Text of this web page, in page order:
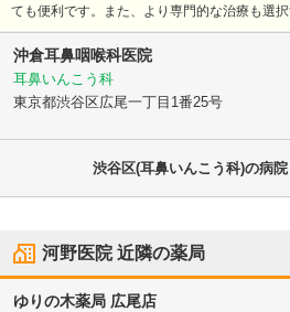
ても便利です。また、より専門的な治療も選択
沖倉耳鼻咽喉科医院
耳鼻いんこう科
東京都渋谷区広尾一丁目1番25号
渋谷区(耳鼻いんこう科)の病
河野医院近隣の薬局
ゆりの木薬局 広尾店